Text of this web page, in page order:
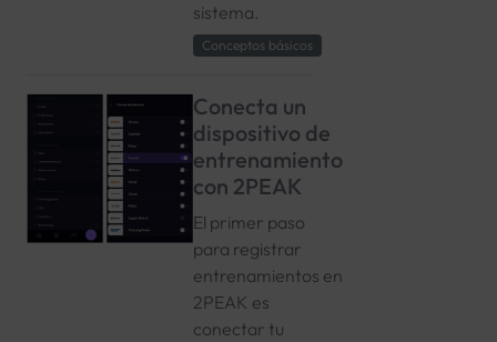
sistema.
Conceptos básicos
Conecta un
dispositivo de
entrenamiento
con 2PEAK
El primer paso
para registrar
entrenamientos en
2PEAK es
conectar tu